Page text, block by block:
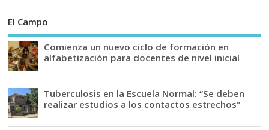
El Campo
Comienza un nuevo ciclo de formación en
alfabetización para docentes de nivel inicial
Tuberculosis en la Escuela Normal: “Se deben
realizar estudios a los contactos estrechos”